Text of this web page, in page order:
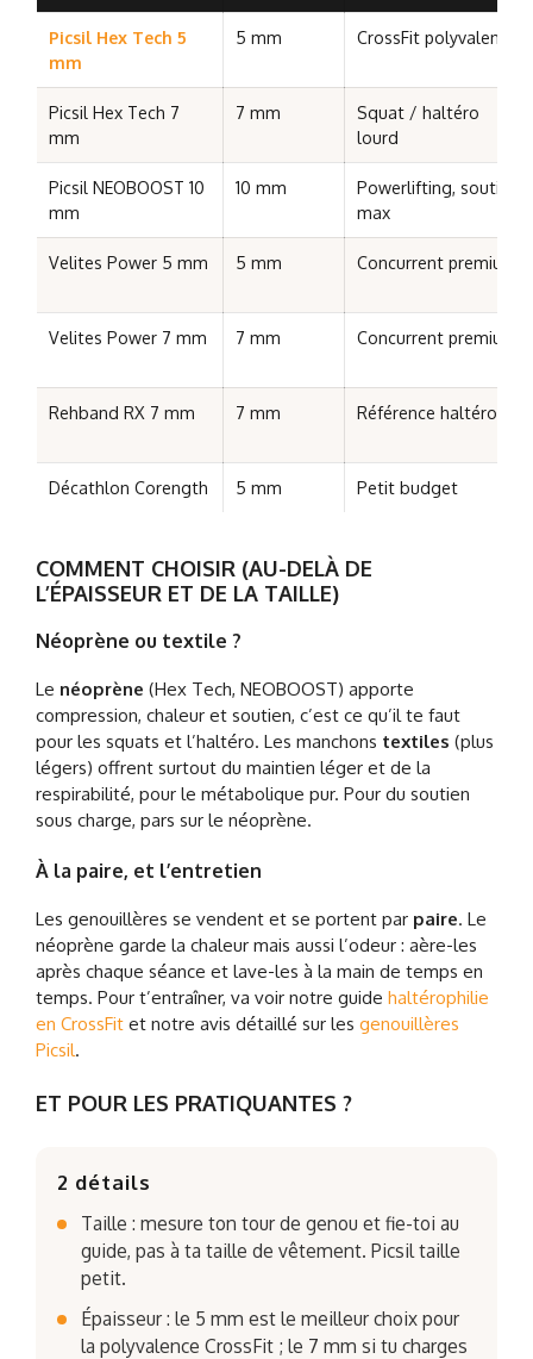
Picsil Hex Tech 5
mm
5 mm CrossFit polyvalent
Picsil Hex Tech 7
mm
7 mm
Squat / haltéro
lourd
Picsil NEOBOOST 10
mm
10 mm
Powerlifting, soutien
max
Velites Power 5 mm 5 mm Concurrent premium
Velites Power 7 mm 7 mm Concurrent premium
Rehband RX 7 mm 7 mm Référence haltéro
Décathlon Corength 5 mm Petit budget
COMMENT CHOISIR (AU-DELÀ DE
L’ÉPAISSEUR ET DE LA TAILLE)
Néoprène ou textile ?
Le néoprène (Hex Tech, NEOBOOST) apporte
compression, chaleur et soutien, c’est ce qu’il te faut
pour les squats et l’haltéro. Les manchons textiles (plus
légers) offrent surtout du maintien léger et de la
respirabilité, pour le métabolique pur. Pour du soutien
sous charge, pars sur le néoprène.
À la paire, et l’entretien
Les genouillères se vendent et se portent par paire. Le
néoprène garde la chaleur mais aussi l’odeur : aère-les
après chaque séance et lave-les à la main de temps en
temps. Pour t’entraîner, va voir notre guide haltérophilie
en CrossFit et notre avis détaillé sur les genouillères
Picsil.
ET POUR LES PRATIQUANTES ?
2 détails
Taille : mesure ton tour de genou et fie-toi au
guide, pas à ta taille de vêtement. Picsil taille
petit.
Épaisseur : le 5 mm est le meilleur choix pour
la polyvalence CrossFit ; le 7 mm si tu charges